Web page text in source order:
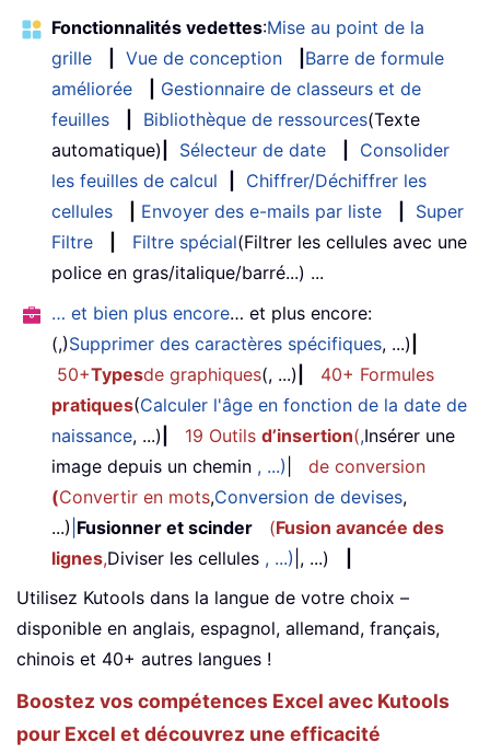
Fonctionnalités vedettes:Mise au point de la
grille
Vue de conception
Barre de formule
améliorée
Gestionnaire de classeurs et de
feuilles
Bibliothèque de ressources(Texte
automatique)
Sélecteur de date
Consolider
les feuilles de calcul
Chiffrer/Déchiffrer les
cellules
Envoyer des e-mails par liste
Super
Filtre
Filtre spécial(Filtrer les cellules avec une
police en gras/italique/barré...) ...
… et bien plus encore… et plus encore:
(,)Supprimer des caractères spécifiques, ...)
50+Typesde graphiques(, ...)
40+ Formules
pratiques(Calculer l'âge en fonction de la date de
naissance, ...) 19 Outils d’insertion(,Insérer une
image depuis un chemin , ...)
de conversion
(Convertir en mots,Conversion de devises,
...) Fusionner et scinder (Fusion avancée des
lignes,Diviser les cellules , ...) |, ...)
Utilisez Kutools dans la langue de votre choix –
disponible en anglais, espagnol, allemand, français,
chinois et 40+ autres langues !
Boostez vos compétences Excel avec Kutools
pour Excel et découvrez une efficacité